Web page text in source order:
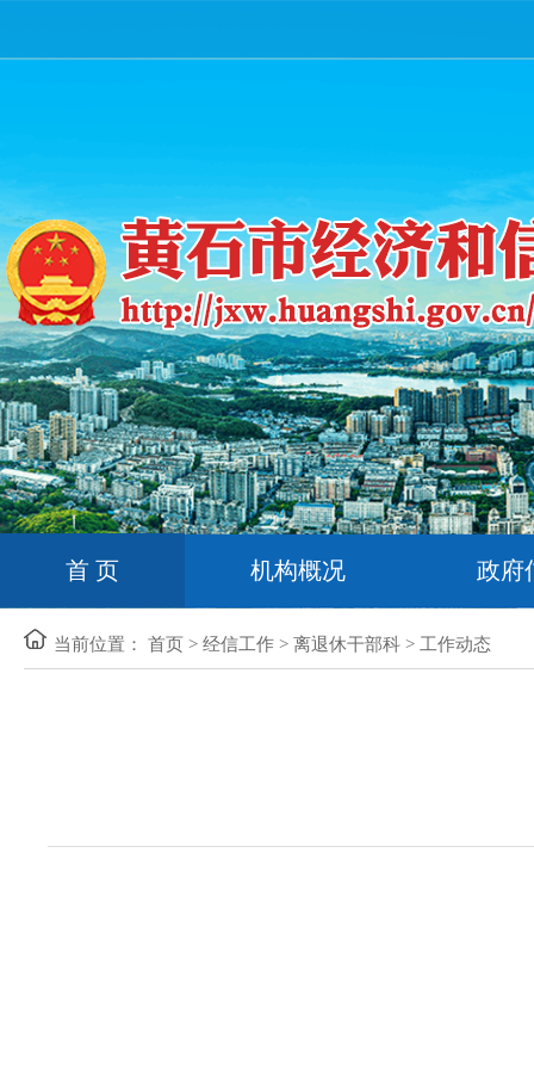
首 页 机构概况 政府
当前位置： 首页 > 经信工作 > 离退休干部科 > 工作动态